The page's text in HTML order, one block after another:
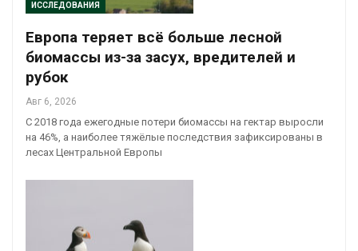
ИССЛЕДОВАНИЯ
Европа теряет всё больше лесной
биомассы из-за засух, вредителей и
рубок
Авг 6, 2026
С 2018 года ежегодные потери биомассы на гектар выросли
на 46%, а наиболее тяжёлые последствия зафиксированы в
лесах Центральной Европы